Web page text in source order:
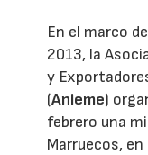
En el marco
2013, la
y
(Anieme)
febrero una
Marruecos,